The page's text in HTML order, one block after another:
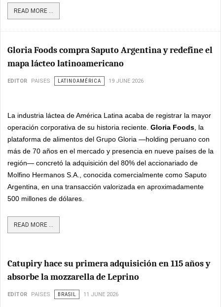
READ MORE ...
Gloria Foods compra Saputo Argentina y redefine el
mapa lácteo latinoamericano
EDITOR PAISES LATINOAMÉRICA 19 JUNE 2026
La industria láctea de América Latina acaba de registrar la mayor
operación corporativa de su historia reciente. Gloria Foods , la
plataforma de alimentos del Grupo Gloria —holding peruano con
más de 70 años en el mercado y presencia en nueve países de la
región— concretó la adquisición del 80% del accionariado de
Molfino Hermanos S.A., conocida comercialmente como Saputo
Argentina, en una transacción valorizada en aproximadamente
500 millones de dólares.
READ MORE ...
Catupiry hace su primera adquisición en 115 años y
absorbe la mozzarella de Leprino
EDITOR PAISES BRASIL 11 JUNE 2026